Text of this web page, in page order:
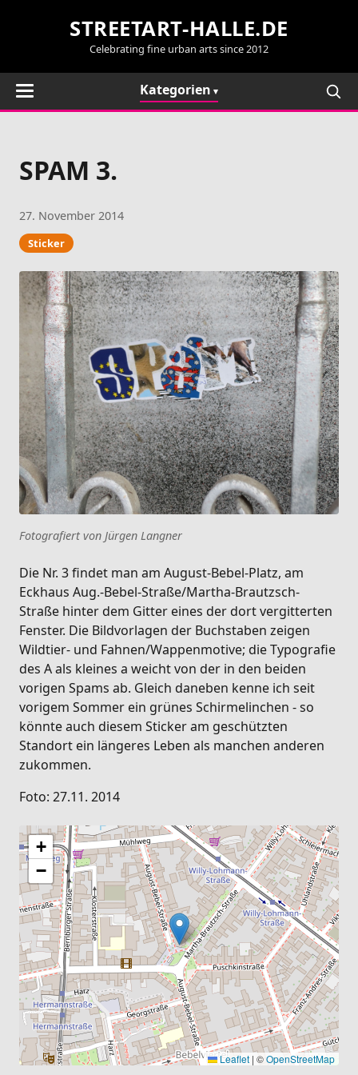
STREETART-HALLE.DE
Celebrating fine urban arts since 2012
Kategorien
SPAM 3.
27. November 2014
Sticker
Fotografiert von Jürgen Langner
Die Nr. 3 findet man am August-Bebel-Platz, am
Eckhaus Aug.-Bebel-Straße/Martha-Brautzsch-
Straße hinter dem Gitter eines der dort vergitterten
Fenster. Die Bildvorlagen der Buchstaben zeigen
Wildtier- und Fahnen/Wappenmotive; die Typografie
des A als kleines a weicht von der in den beiden
vorigen Spams ab. Gleich daneben kenne ich seit
vorigem Sommer ein grünes Schirmelinchen - so
könnte auch diesem Sticker am geschützten
Standort ein längeres Leben als manchen anderen
zukommen.
Foto: 27.11. 2014
+
−
Leaflet | ©OpenStreetMap